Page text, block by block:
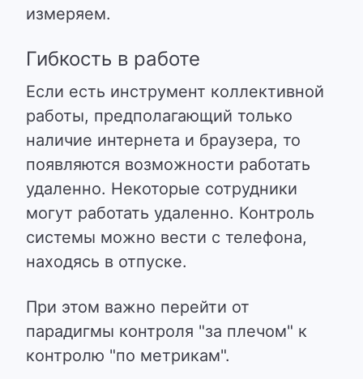
измеряем.
Гибкость в работе
Если есть инструмент коллективной
работы, предполагающий только
наличие интернета и браузера, то
появляются возможности работать
удаленно. Некоторые сотрудники
могут работать удаленно. Контроль
системы можно вести с телефона,
находясь в отпуске.
При этом важно перейти от
парадигмы контроля "за плечом" к
контролю "по метрикам".